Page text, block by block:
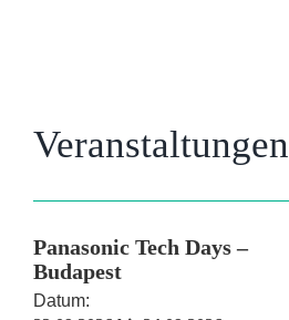
Veranstaltungen
Panasonic Tech Days –
Budapest
Datum: